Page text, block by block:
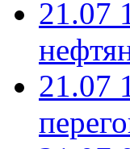
21.07
21.07